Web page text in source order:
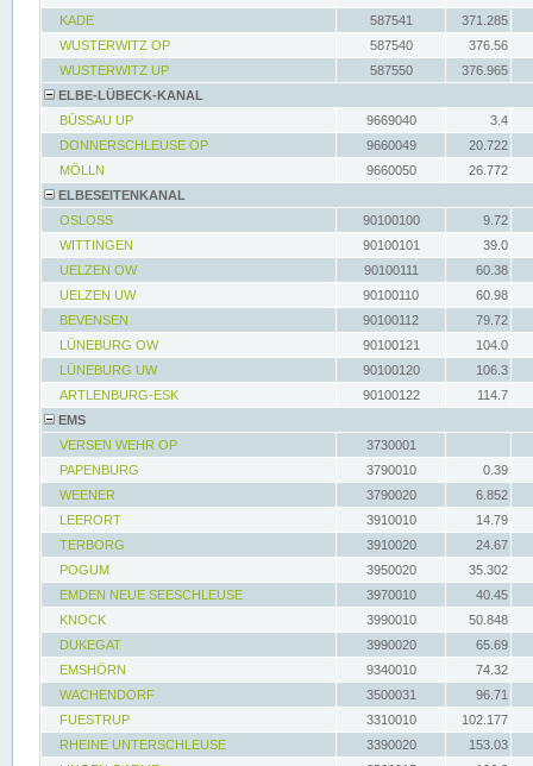
KADE
587541
371.285
WUSTERWITZ OP
587540
376.56
WUSTERWITZ UP
587550
376.965
ELBE-LÜBECK-KANAL
BÜSSAU UP
9669040
3.4
DONNERSCHLEUSE OP
9660049
20.722
MÖLLN
9660050
26.772
ELBESEITENKANAL
OSLOSS
90100100
9.72
WITTINGEN
90100101
39.0
UELZEN OW
90100111
60.38
UELZEN UW
90100110
60.98
BEVENSEN
90100112
79.72
LÜNEBURG OW
90100121
104.0
LÜNEBURG UW
90100120
106.3
ARTLENBURG-ESK
90100122
114.7
EMS
VERSEN WEHR OP
3730001
PAPENBURG
3790010
0.39
WEENER
3790020
6.852
LEERORT
3910010
14.79
TERBORG
3910020
24.67
POGUM
3950020
35.302
EMDEN NEUE SEESCHLEUSE
3970010
40.45
KNOCK
3990010
50.848
DUKEGAT
3990020
65.69
EMSHÖRN
9340010
74.32
WACHENDORF
3500031
96.71
FUESTRUP
3310010
102.177
RHEINE UNTERSCHLEUSE
3390020
153.03